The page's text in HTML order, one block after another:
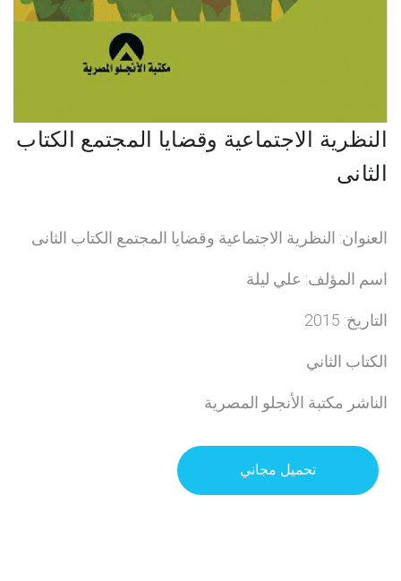
النظرية الاجتماعية وقضايا المجتمع الكتاب
الثانى
العنوان: النظرية الاجتماعية وقضايا المجتمع الكتاب الثانى
اسم المؤلف: علي ليلة
التاريخ: 2015
الكتاب الثاني
الناشر مكتبة الأنجلو المصرية
تحميل مجاني